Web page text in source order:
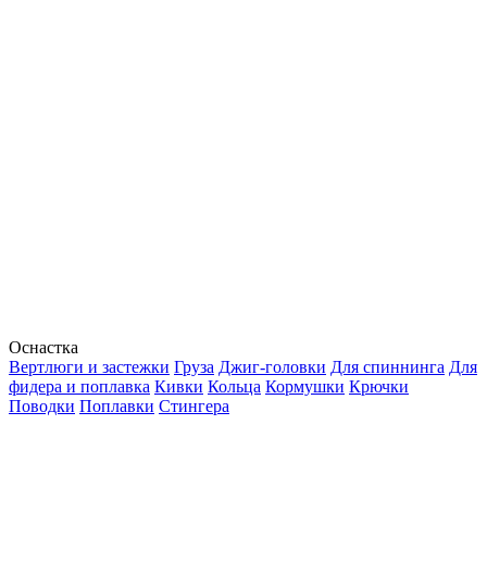
Оснастка
Вертлюги и застежки Груза Джиг-головки Для спиннинга Для
фидера и поплавка Кивки Кольца Кормушки Крючки
Поводки Поплавки Стингера